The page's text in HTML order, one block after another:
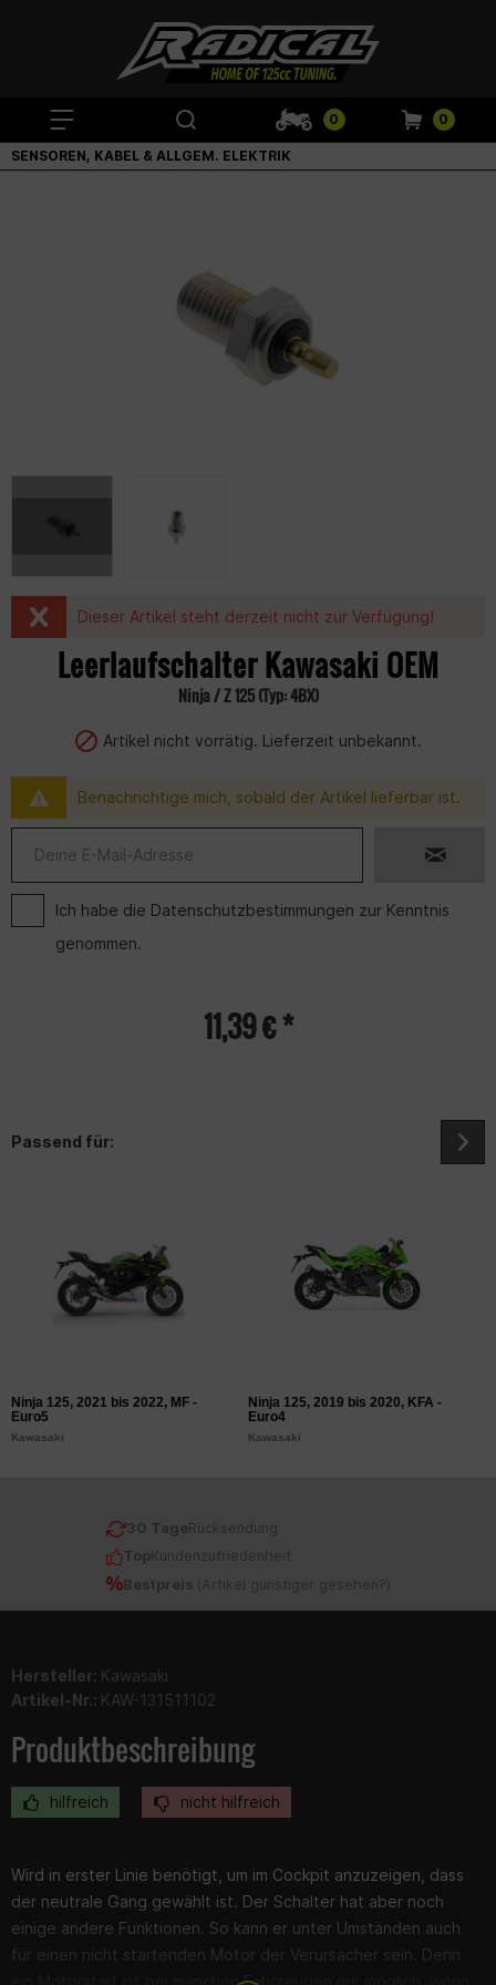
0 0
SENSOREN, KABEL & ALLGEM. ELEKTRIK
Dieser Artikel steht derzeit nicht zur Verfügung!
Leerlaufschalter Kawasaki OEM
Ninja / Z 125 (Typ: 4BX)
Artikel nicht vorrätig. Lieferzeit unbekannt.
Benachrichtige mich, sobald der Artikel lieferbar ist.
Ich habe die Datenschutzbestimmungen zur Kenntnis
genommen.
11,39 € *
Passend für:
Ninja 125, 2021 bis 2022, MF -
Euro5
Kawasaki
Ninja 125, 2019 bis 2020, KFA -
Euro4
Kawasaki
30 TageRücksendung
TopKundenzufriedenheit
Bestpreis ( Artikel günstiger gesehen? )
Hersteller: Kawasaki
Artikel-Nr.: KAW-131511102
Produktbeschreibung
hilfreich nicht hilfreich
Wird in erster Linie benötigt, um im Cockpit anzuzeigen, dass
der neutrale Gang gewählt ist. Der Schalter hat aber noch
einige andere Funktionen. So kann er unter Umständen auch
für einen nicht startenden Motor der Verursacher sein. Denn
ein Motorstart ist bei manchen Fahrzeugen nur möglich, wenn